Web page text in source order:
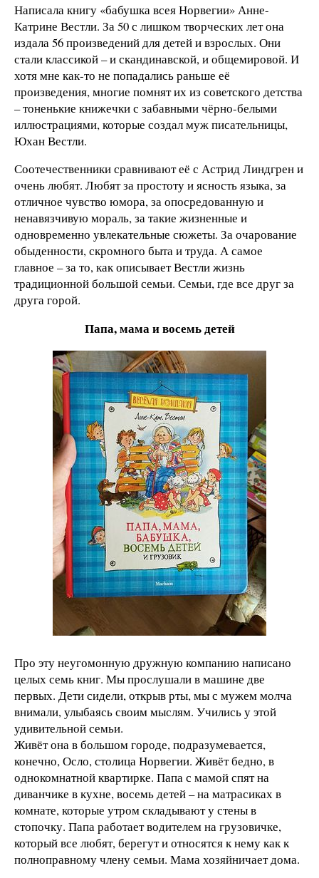
Написала книгу «бабушка всея Норвегии» Анне-
Катрине Вестли. За 50 с лишком творческих лет она
издала 56 произведений для детей и взрослых. Они
стали классикой – и скандинавской, и общемировой. И
хотя мне как-то не попадались раньше её
произведения, многие помнят их из советского детства
– тоненькие книжечки с забавными чёрно-белыми
иллюстрациями, которые создал муж писательницы,
Юхан Вестли.
Соотечественники сравнивают её с Астрид Линдгрен и
очень любят. Любят за простоту и ясность языка, за
отличное чувство юмора, за опосредованную и
ненавязчивую мораль, за такие жизненные и
одновременно увлекательные сюжеты. За очарование
обыденности, скромного быта и труда. А самое
главное – за то, как описывает Вестли жизнь
традиционной большой семьи. Семьи, где все друг за
друга горой.
Папа, мама и восемь детей
Про эту неугомонную дружную компанию написано
целых семь книг. Мы прослушали в машине две
первых. Дети сидели, открыв рты, мы с мужем молча
внимали, улыбаясь своим мыслям. Учились у этой
удивительной семьи.
Живёт она в большом городе, подразумевается,
конечно, Осло, столица Норвегии. Живёт бедно, в
однокомнатной квартирке. Папа с мамой спят на
диванчике в кухне, восемь детей – на матрасиках в
комнате, которые утром складывают у стены в
стопочку. Папа работает водителем на грузовичке,
который все любят, берегут и относятся к нему как к
полноправному члену семьи. Мама хозяйничает дома.